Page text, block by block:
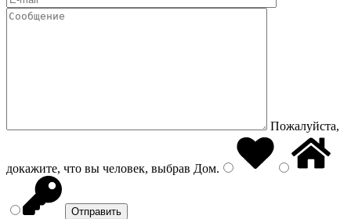
Пожалуйста,
докажите, что вы человек, выбрав Дом.